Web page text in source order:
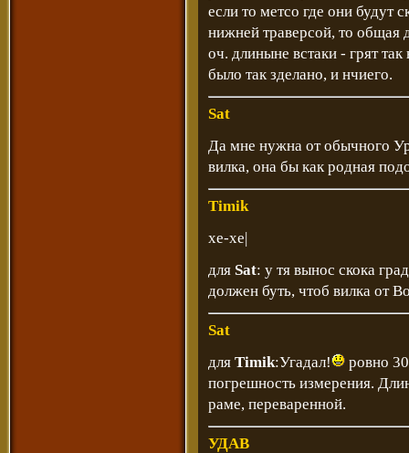
если то метсо где они будут
нижней траверсой, то общая
оч. длиныне встаки - грят
было так зделано, и нчиего.
Sat
Да мне нужна от обычного
вилка, она бы как родная
Timik
хе-хе|
для Sat: у тя вынос скока
должен буть, чтоб вилка от
Sat
для Timik:Угадал!
ровно
погрешность измерения.
раме, переваренной.
УДАВ